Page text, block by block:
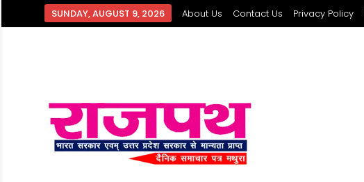
SUNDAY, AUGUST 9, 2026 About Us Contact Us Privacy Policy